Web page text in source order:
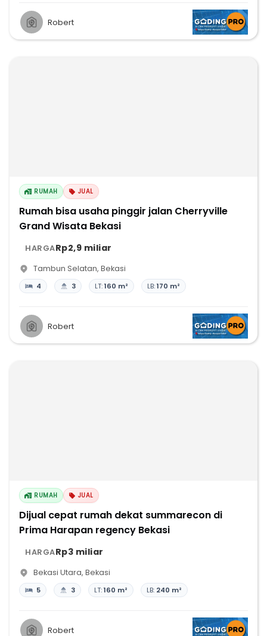
Robert
RUMAH JUAL
Rumah bisa usaha pinggir jalan Cherryville
Grand Wisata Bekasi
HARGARp2,9 miliar
Tambun Selatan, Bekasi
4 3 LT:160 m² LB:170 m²
Robert
RUMAH JUAL
Dijual cepat rumah dekat summarecon di
Prima Harapan regency Bekasi
HARGARp3 miliar
Bekasi Utara, Bekasi
5 3 LT:160 m² LB: 240 m²
Robert